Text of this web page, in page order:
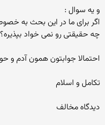
و یه سوال :
اگر برای ما در این بحث به
چه حقیقتی رو نمی خواد
احتمالا جوابتون همون آدم و
تکامل و اسلام
دیدگاه مخالف